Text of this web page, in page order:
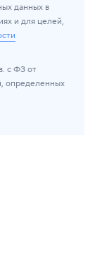
данных в
и для целей,
с ФЗ от
определенных